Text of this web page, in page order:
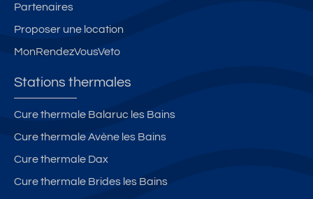
Partenaires
Proposer une location
MonRendezVousVeto
Stations thermales
Cure thermale Balaruc les Bains
Cure thermale Avène les Bains
Cure thermale Dax
Cure thermale Brides les Bains